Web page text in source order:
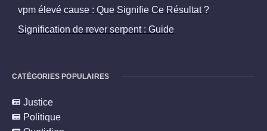
vpm élevé cause : Que Signifie Ce Résultat ?
Signification de rever serpent : Guide
CATÉGORIES POPULAIRES
Justice
Politique